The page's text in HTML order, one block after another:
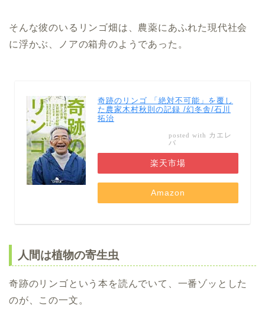
そんな彼のいるリンゴ畑は、農薬にあふれた現代社会
に浮かぶ、ノアの箱舟のようであった。
奇跡のリンゴ 「絶対不可能」を覆し
た農家木村秋則の記録 /幻冬舎/石川
拓治
posted with カエレ
バ
楽天市場
Amazon
人間は植物の寄生虫
奇跡のリンゴという本を読んでいて、一番ゾッとした
のが、この一文。